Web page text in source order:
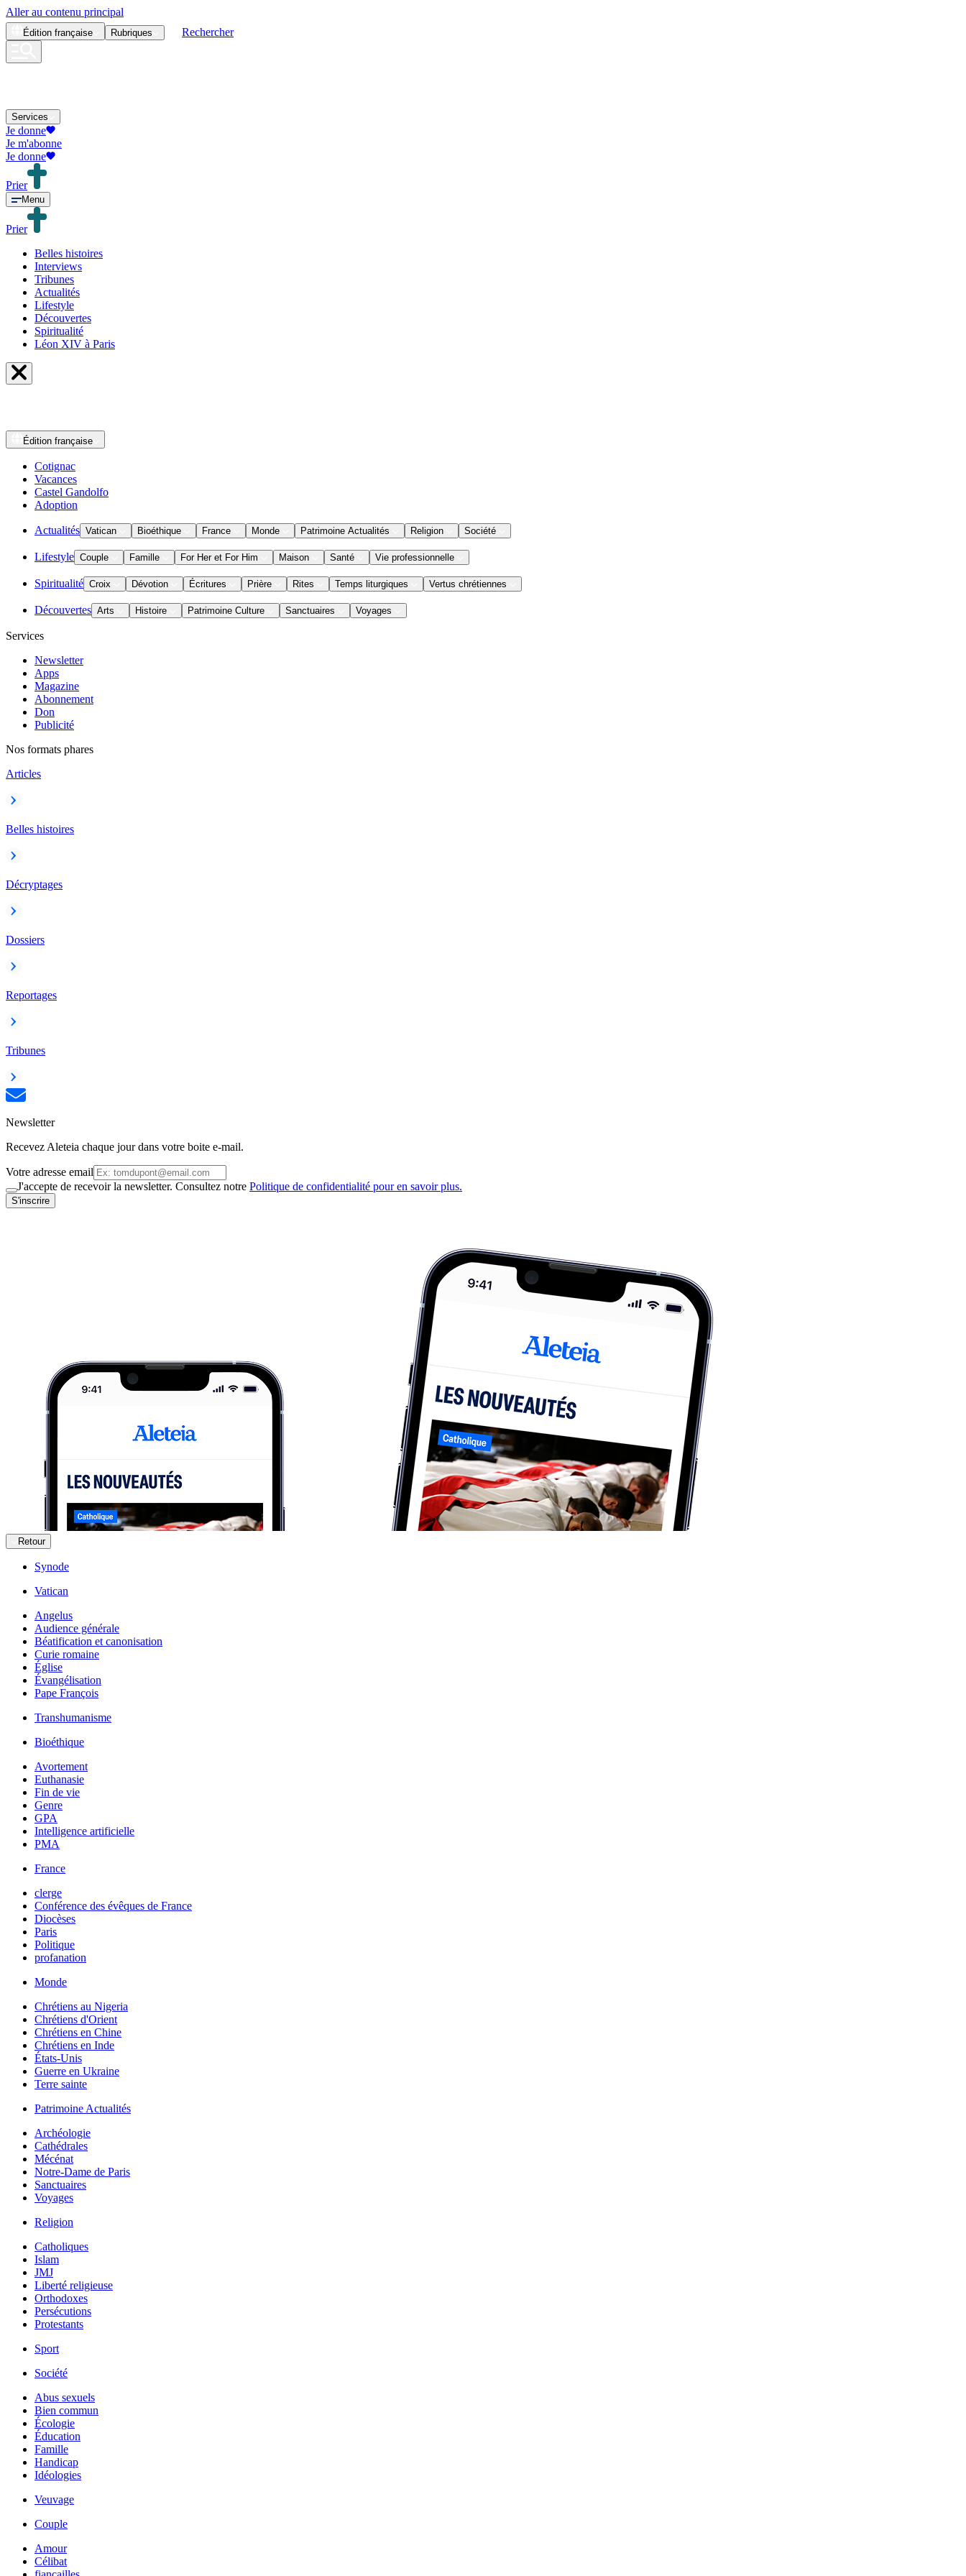
Aller au contenu principal
Édition française Rubriques Rechercher
Services
Je donne
Je m'abonne
Je donne
Prier
Menu
Prier
Belles histoires
Interviews
Tribunes
Actualités
Lifestyle
Découvertes
Spiritualité
Léon XIV à Paris
Édition française
Cotignac
Vacances
Castel Gandolfo
Adoption
Actualités Vatican Bioéthique France Monde Patrimoine Actualités Religion Société
Lifestyle Couple Famille For Her et For Him Maison Santé Vie professionnelle
Spiritualité Croix Dévotion Écritures Prière Rites Temps liturgiques Vertus chrétiennes
Découvertes Arts Histoire Patrimoine Culture Sanctuaires Voyages
Services
Newsletter
Apps
Magazine
Abonnement
Don
Publicité
Nos formats phares
Articles
Belles histoires
Décryptages
Dossiers
Reportages
Tribunes
Newsletter
Recevez Aleteia chaque jour dans votre boite e-mail.
Votre adresse email
J'accepte de recevoir la newsletter. Consultez notre Politique de confidentialité pour en savoir plus.
S'inscrire
Retour
Synode
Vatican
Angelus
Audience générale
Béatification et canonisation
Curie romaine
Église
Évangélisation
Pape François
Transhumanisme
Bioéthique
Avortement
Euthanasie
Fin de vie
Genre
GPA
Intelligence artificielle
PMA
France
clerge
Conférence des évêques de France
Diocèses
Paris
Politique
profanation
Monde
Chrétiens au Nigeria
Chrétiens d'Orient
Chrétiens en Chine
Chrétiens en Inde
États-Unis
Guerre en Ukraine
Terre sainte
Patrimoine Actualités
Archéologie
Cathédrales
Mécénat
Notre-Dame de Paris
Sanctuaires
Voyages
Religion
Catholiques
Islam
JMJ
Liberté religieuse
Orthodoxes
Persécutions
Protestants
Sport
Société
Abus sexuels
Bien commun
Écologie
Éducation
Famille
Handicap
Idéologies
Veuvage
Couple
Amour
Célibat